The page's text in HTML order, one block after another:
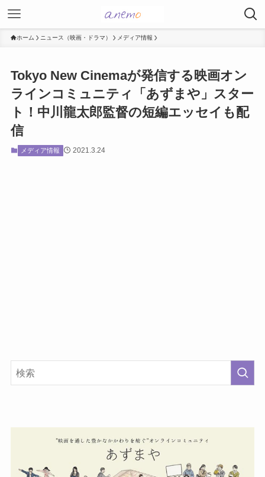
ホーム ニュース（映画・ドラマ） メディア情報
Tokyo New Cinemaが発信する映画オン
ラインコミュニティ「あずまや」スター
ト！中川龍太郎監督の短編エッセイも配
信
メディア情報 2021.3.24